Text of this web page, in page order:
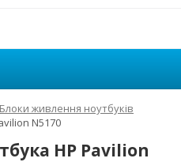
Блоки живлення ноутбуків
N5170
HP Pavilion